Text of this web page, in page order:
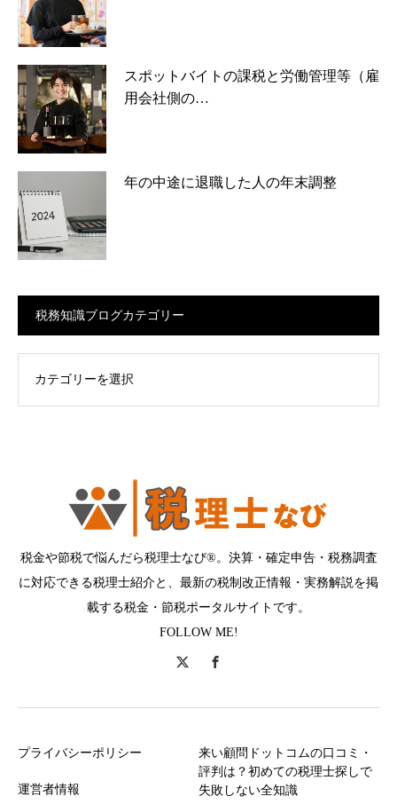
スポットバイトの課税と労働管理等（雇
用会社側の…
年の中途に退職した人の年末調整
税務知識ブログカテゴリー
税金や節税で悩んだら税理士なび®。決算・確定申告・税務調査
に対応できる税理士紹介と、最新の税制改正情報・実務解説を掲
載する税金・節税ポータルサイトです。
FOLLOW ME!
プライバシーポリシー
運営者情報
来い顧問ドットコムの口コミ・
評判は？初めての税理士探しで
失敗しない全知識